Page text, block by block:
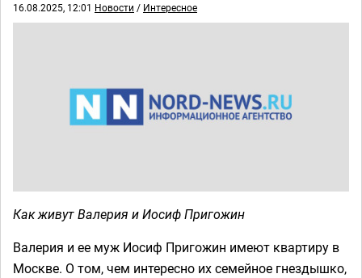
16.08.2025, 12:01 Новости / Интересное
Как живут Валерия и Иосиф Пригожин
Валерия и ее муж Иосиф Пригожин имеют квартиру в
Москве. О том, чем интересно их семейное гнездышко,